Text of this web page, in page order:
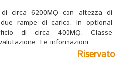
di circa 6200MQ con altezza di
rampe di carico. In optional
di circa 400MQ. Classe
Le informazioni...
Riservato